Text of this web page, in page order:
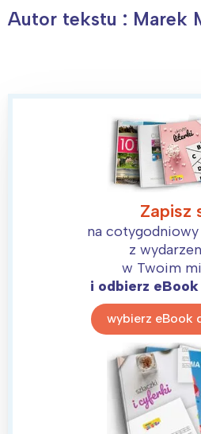
Autor tekstu : Marek
Zapisz
na
z
w Twoim
i odbierz eBook
wybierz eBook
Interesują mnie
tego
Łódź
Trójmiasto